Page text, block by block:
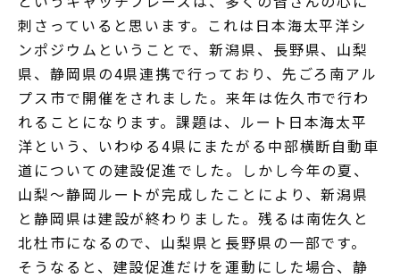
刺さっていると思います。これは日本海太平洋シ
ンポジウムということで、新潟県、長野県、山梨
県、静岡県の4県連携で行っており、先ごろ南アル
プス市で開催をされました。来年は佐久市で行わ
れることになります。課題は、ルート日本海太平
洋という、いわゆる4県にまたがる中部横断自動車
道についての建設促進でした。しかし今年の夏、
山梨～静岡ルートが完成したことにより、新潟県
と静岡県は建設が終わりました。残るは南佐久と
北杜市になるので、山梨県と長野県の一部です。
そうなると、建設促進だけを運動にした場合、静